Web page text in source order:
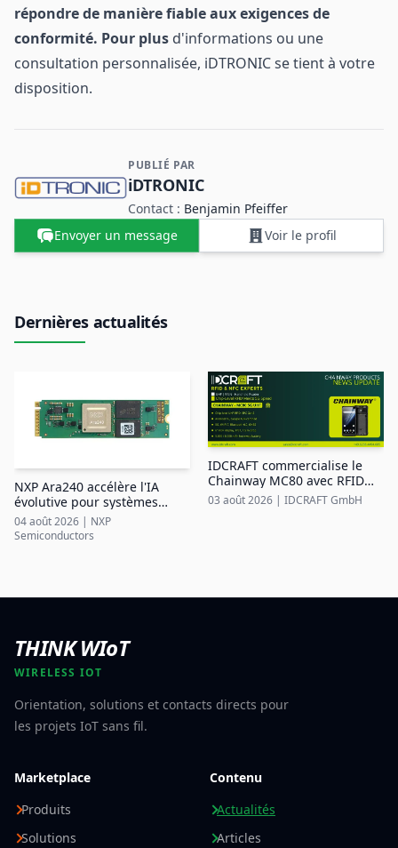
répondre de manière fiable aux exigences de
conformité. Pour plus d'informations ou une
consultation personnalisée, iDTRONIC se tient à votre
disposition.
Contact et informations sur l'entreprise
PUBLIÉ PAR
iDTRONIC
Contact : Benjamin Pfeiffer
Envoyer un message
Voir le profil
Dernières actualités
NXP Ara240 accélère l'IA
évolutive pour systèmes
industriels en périphérie
04 août 2026 | NXP
Semiconductors
IDCRAFT commercialise le
Chainway MC80 avec RFID
UHF intégrée dans la région
03 août 2026 | IDCRAFT GmbH
THINK WIoT
WIRELESS IOT
Orientation, solutions et contacts directs pour
les projets IoT sans fil.
Marketplace
Produits
Solutions
Contenu
Actualités
Articles